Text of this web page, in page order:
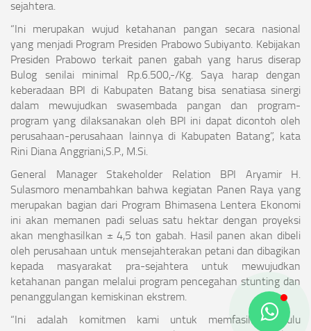
sejahtera.
“Ini merupakan wujud ketahanan pangan secara nasional
yang menjadi Program Presiden Prabowo Subiyanto. Kebijakan
Presiden Prabowo terkait panen gabah yang harus diserap
Bulog senilai minimal Rp.6.500,-/Kg. Saya harap dengan
keberadaan BPI di Kabupaten Batang bisa senatiasa sinergi
dalam mewujudkan swasembada pangan dan program-
program yang dilaksanakan oleh BPI ini dapat dicontoh oleh
perusahaan-perusahaan lainnya di Kabupaten Batang”, kata
Rini Diana Anggriani,S.P., M.Si.
General Manager Stakeholder Relation BPI Aryamir H.
Sulasmoro menambahkan bahwa kegiatan Panen Raya yang
merupakan bagian dari Program Bhimasena Lentera Ekonomi
ini akan memanen padi seluas satu hektar dengan proyeksi
akan menghasilkan ± 4,5 ton gabah. Hasil panen akan dibeli
oleh perusahaan untuk mensejahterakan petani dan dibagikan
kepada masyarakat pra-sejahtera untuk mewujudkan
ketahanan pangan melalui program pencegahan stunting dan
penanggulangan kemiskinan ekstrem.
“Ini adalah komitmen kami untuk memfasilitasi hulu